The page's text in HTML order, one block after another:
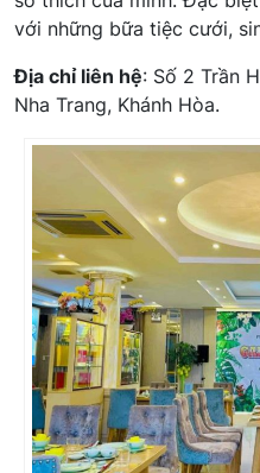
với những bữa tiệc cưới,
Địa chỉ liên hệ: Số 2 Trần
Nha Trang, Khánh Hòa.